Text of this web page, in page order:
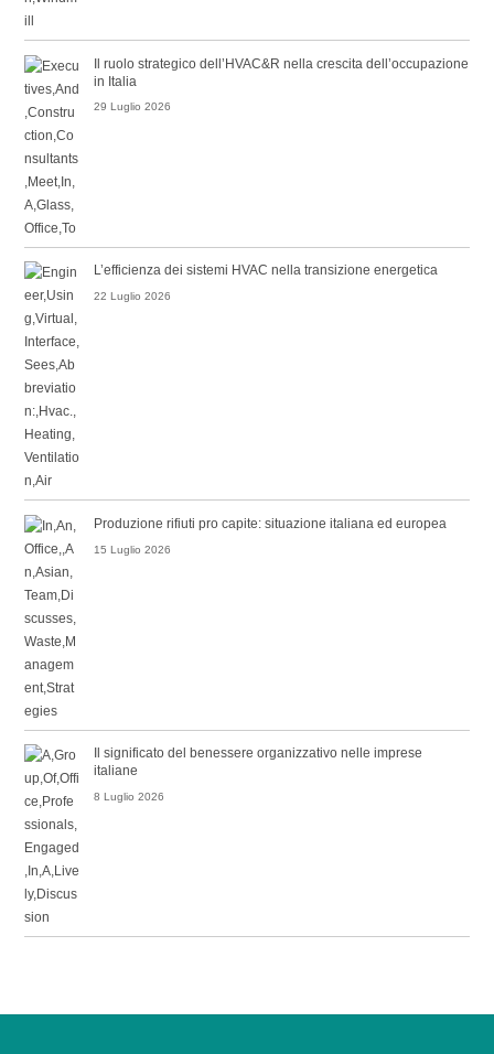
Il ruolo strategico dell’HVAC&R nella crescita dell’occupazione
in Italia
29 Luglio 2026
L’efficienza dei sistemi HVAC nella transizione energetica
22 Luglio 2026
Produzione rifiuti pro capite: situazione italiana ed europea
15 Luglio 2026
Il significato del benessere organizzativo nelle imprese
italiane
8 Luglio 2026